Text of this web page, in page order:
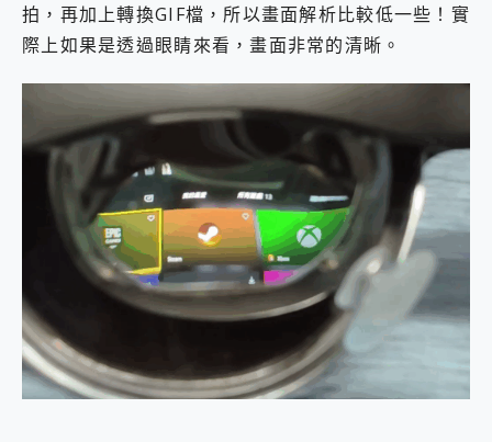
拍，再加上轉換GIF檔，所以畫面解析比較低一些！實
際上如果是透過眼睛來看，畫面非常的清晰。